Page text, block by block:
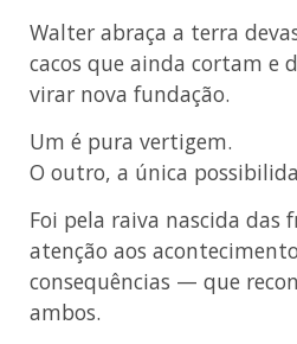
Walter abraça a terra
cacos que ainda cortam e
virar nova fundação.
Um é pura vertigem.
O outro, a única
Foi pela raiva nascida das
atenção aos
consequências — que
ambos.